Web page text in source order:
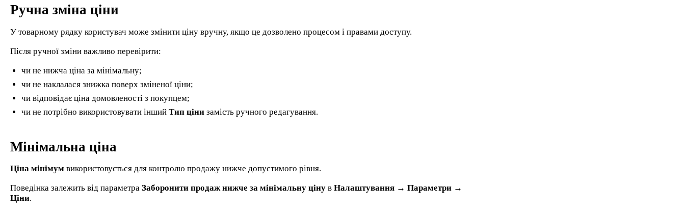
Ручна зміна ціни
У товарному рядку користувач може змінити ціну вручну, якщо це дозволено процесом і правами доступу.
Після ручної зміни важливо перевірити:
чи не нижча ціна за мінімальну;
чи не наклалася знижка поверх зміненої ціни;
чи відповідає ціна домовленості з покупцем;
чи не потрібно використовувати інший Тип цінизамість ручного редагування.
Мінімальна ціна
Ціна мінімум використовується для контролю продажу нижче допустимого рівня.
Поведінка залежить від параметра Заборонити продаж нижче за мінімальну ціну в Налаштування → Параметри →
Ціни.